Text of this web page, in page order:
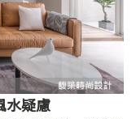
水疑慮